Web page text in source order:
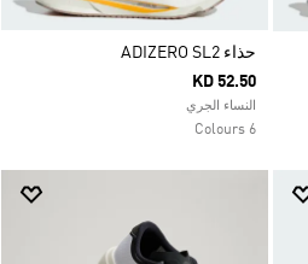
حذاء ADIZERO SL2
KD 52.50
النساء الجري
6 Colours